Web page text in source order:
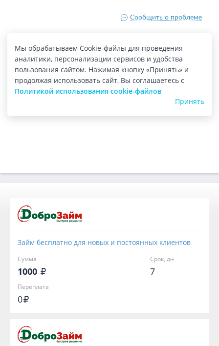
Займ бесплатно для новых и постоянных клиентов
Сумма
1000
Срок, дн
7
Переплата
0
Мы обрабатываем Cookie-файлы для проведения
аналитики, персонализации сервисов и удобства
пользования сайтом. Нажимая кнопку «Принять» и
продолжая использовать сайт, Вы соглашаетесь с
Политикой использования cookie-файлов
Принять